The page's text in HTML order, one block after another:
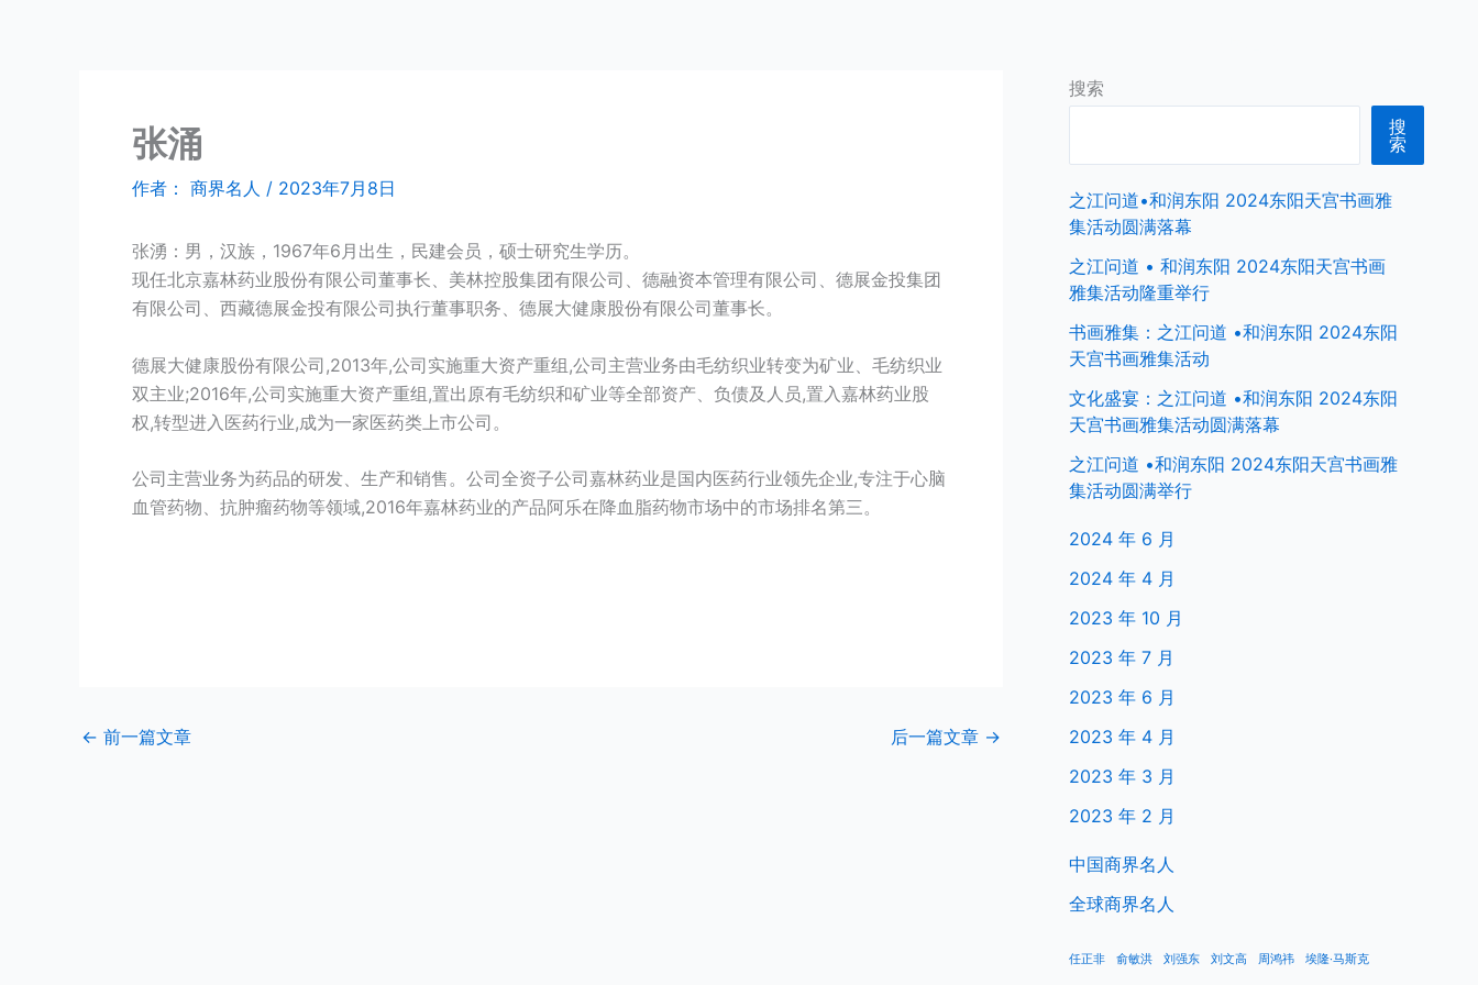
张涌
作者： 商界名人 / 2023年7月8日
张湧：男，汉族，1967年6月出生，民建会员，硕士研究生学历。
现任北京嘉林药业股份有限公司董事长、美林控股集团有限公司、德融资本管理有限公司、德展金投集团
有限公司、西藏德展金投有限公司执行董事职务、德展大健康股份有限公司董事长。
德展大健康股份有限公司,2013年,公司实施重大资产重组,公司主营业务由毛纺织业转变为矿业、毛纺织业
双主业;2016年,公司实施重大资产重组,置出原有毛纺织和矿业等全部资产、负债及人员,置入嘉林药业股
权,转型进入医药行业,成为一家医药类上市公司。
公司主营业务为药品的研发、生产和销售。公司全资子公司嘉林药业是国内医药行业领先企业,专注于心脑
血管药物、抗肿瘤药物等领域,2016年嘉林药业的产品阿乐在降血脂药物市场中的市场排名第三。
← 前一篇文章 后一篇文章 →
搜索
搜
索
之江问道•和润东阳 2024东阳天宫书画雅
集活动圆满落幕
之江问道 • 和润东阳 2024东阳天宫书画
雅集活动隆重举行
书画雅集：之江问道 •和润东阳 2024东阳
天宫书画雅集活动
文化盛宴：之江问道 •和润东阳 2024东阳
天宫书画雅集活动圆满落幕
之江问道 •和润东阳 2024东阳天宫书画雅
集活动圆满举行
2024 年 6 月
2024 年 4 月
2023 年 10 月
2023 年 7 月
2023 年 6 月
2023 年 4 月
2023 年 3 月
2023 年 2 月
中国商界名人
全球商界名人
任正非 俞敏洪 刘强东 刘文高 周鸿祎 埃隆·马斯克